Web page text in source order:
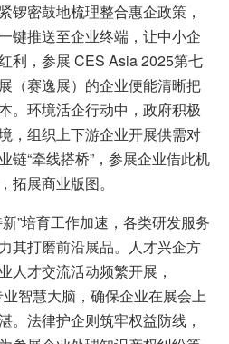
锣密鼓地梳理整合惠企政策，
键推送至企业终端，让中小企
利，参展 CES Asia 2025第七
（赛逸展）的企业便能清晰把
。环境活企行动中，政府积极
，组织上下游企业开展供需对
链“牵线搭桥”，参展企业借此机
拓展商业版图。
”培育工作加速，各类研发服务
其打磨前沿展品。人才兴企方
人才交流活动频繁开展，
业智慧大脑，确保企业在展会上
。法律护企则筑牢权益防线，